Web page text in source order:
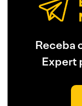
Receba
Expert